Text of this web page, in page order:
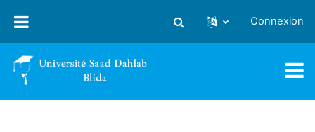
Activer/désactiver la saisie
Connexion